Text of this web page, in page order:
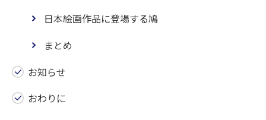
日本絵画作品に登場する鳩
まとめ
お知らせ
おわりに